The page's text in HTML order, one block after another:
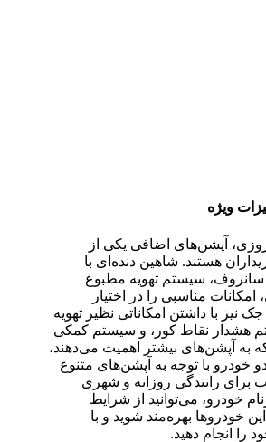
ویژه
آپشن‌های اضافی یکی از
هستند. شاهین دنده‌ای با
سانروف، سیستم تهویه مطبوع
مناسبی را در اختیار
نیز با داشتن امکاناتی نظیر تهویه
هشدار نقاط کور، و سیستم کمکی
به آپشن‌های بیشتر اهمیت می‌دهند،
خودرو با توجه به آپشن‌های متنوع
برای رانندگی روزانه و شهری
خودرو، می‌توانید از شرایط
این خودروها بهره‌مند شوید و با
را انجام دهید.